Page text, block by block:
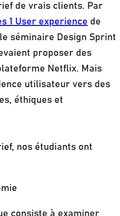
de vrais clients. Par
1 User experience de
séminaire Design Sprint
proposer des
Netflix. Mais
utilisateur vers des
éthiques et
nos étudiants ont
consiste à examiner